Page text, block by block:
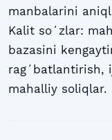
manbalarini
Kalit soʻzlar:
bazasini
ragʻbatlantirish,
mahalliy soliqlar.